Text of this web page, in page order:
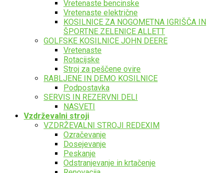
Vretenaste bencinske
Vretenaste električne
KOSILNICE ZA NOGOMETNA IGRIŠČA IN
ŠPORTNE ZELENICE ALLETT
GOLFSKE KOSILNICE JOHN DEERE
Vretenaste
Rotacijske
Stroj za peščene ovire
RABLJENE IN DEMO KOSILNICE
Podpostavka
SERVIS IN REZERVNI DELI
NASVETI
Vzdrževalni stroji
VZDRŽEVALNI STROJI REDEXIM
Ozračevanje
Dosejevanje
Peskanje
Odstranjevanje in krtačenje